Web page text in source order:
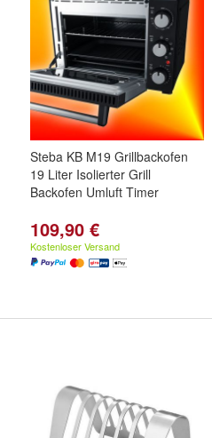
Steba KB M19 Grillbackofen
19 Liter Isolierter Grill
Backofen Umluft Timer
109,90 €
Kostenloser Versand